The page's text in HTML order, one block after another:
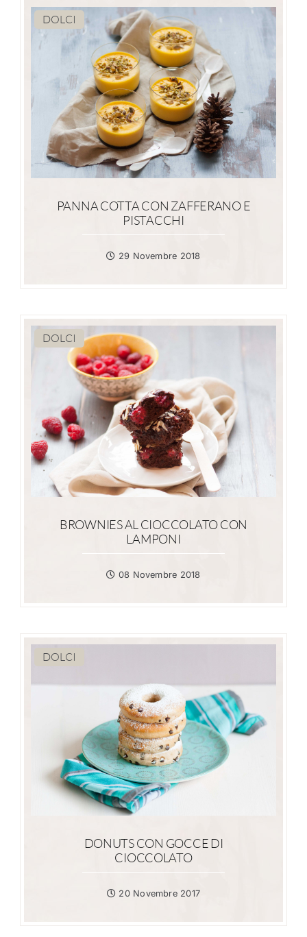
DOLCI
PANNA COTTA CON ZAFFERANO E
PISTACCHI
29 Novembre 2018
DOLCI
BROWNIES AL CIOCCOLATO CON
LAMPONI
08 Novembre 2018
DOLCI
DONUTS CON GOCCE DI
CIOCCOLATO
20 Novembre 2017